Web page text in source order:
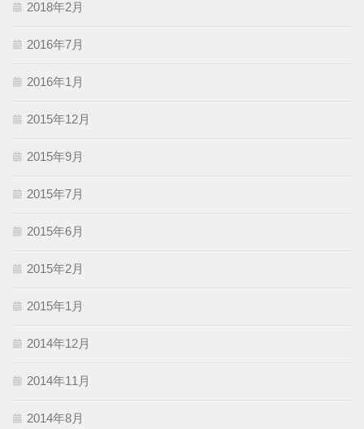
2018年2月
2016年7月
2016年1月
2015年12月
2015年9月
2015年7月
2015年6月
2015年2月
2015年1月
2014年12月
2014年11月
2014年8月